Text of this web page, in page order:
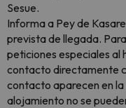
Sesue.
Informa a Pey de
prevista de llegada.
peticiones especiales al
contacto directamente
contacto aparecen en
alojamiento no se